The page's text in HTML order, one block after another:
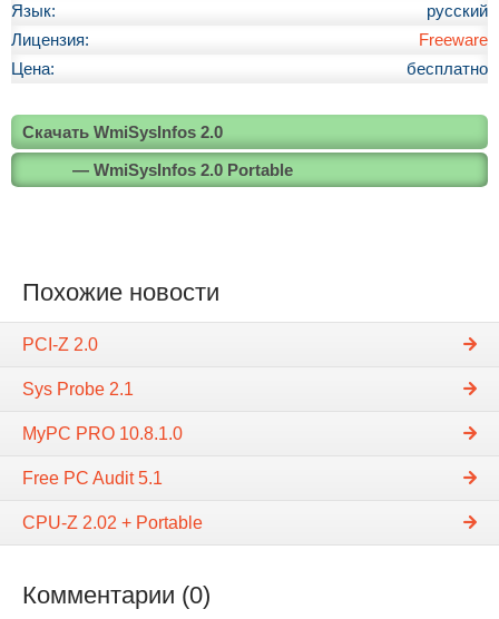
Язык:
русский
Лицензия:
Freeware
Цена:
бесплатно
Скачать WmiSysInfos 2.0
— WmiSysInfos 2.0 Portable
Похожие новости
PCI-Z 2.0
Sys Probe 2.1
MyPC PRO 10.8.1.0
Free PC Audit 5.1
CPU-Z 2.02 + Portable
Комментарии (0)